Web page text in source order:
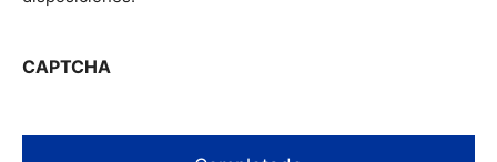
CAPTCHA